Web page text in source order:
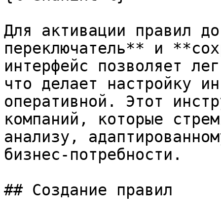
Для активации правил
переключатель** и
интерфейс позволяет
что делает настройку
оперативной. Этот
компаний, которые
анализу,
бизнес-потребности.
## Создание правил